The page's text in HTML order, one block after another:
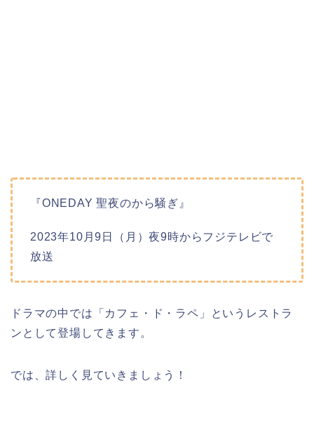
『ONEDAY 聖夜のから騒ぎ』
2023年10月9日（月）夜9時からフジテレビで
放送
ドラマの中では「カフェ・ド・ラペ」というレストラ
ンとして登場してきます。
では、詳しく見ていきましょう！